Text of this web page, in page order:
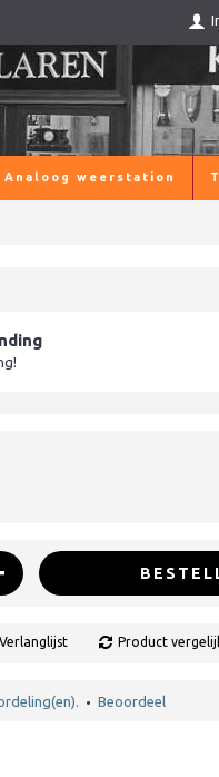
Analoog weerstation
Verlanglijst Product
• Beoordeel